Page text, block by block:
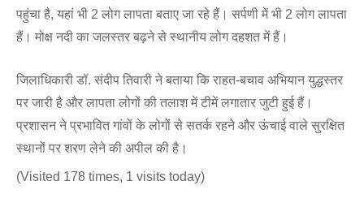
पहुंचा है, यहां भी 2 लोग लापता बताए जा रहे हैं। सर्पणी में भी 2 लोग लापता
हैं। मोक्ष नदी का जलस्तर बढ़ने से स्थानीय लोग दहशत में हैं।
जिलाधिकारी डॉ. संदीप तिवारी ने बताया कि राहत-बचाव अभियान युद्धस्तर
पर जारी है और लापता लोगों की तलाश में टीमें लगातार जुटी हुई हैं।
प्रशासन ने प्रभावित गांवों के लोगों से सतर्क रहने और ऊंचाई वाले सुरक्षित
स्थानों पर शरण लेने की अपील की है।
(Visited 178 times, 1 visits today)